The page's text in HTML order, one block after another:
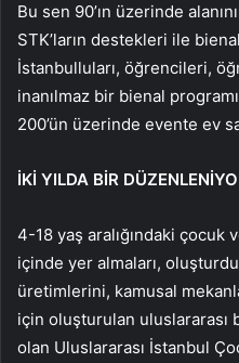
Bu sen 90’ın üzerinde
STK’ların destekleri ile
İstanbulluları, öğrencileri,
inanılmaz bir bienal
200’ün üzerinde evente ev
İKİ YILDA BİR
4-18 yaş aralığındaki çocuk
içinde yer almaları,
üretimlerini, kamusal
için oluşturulan uluslararası
olan Uluslararası İstanbul